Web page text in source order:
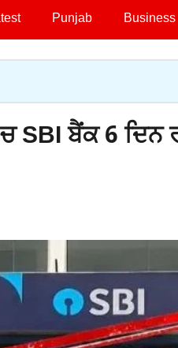
Punjab Business
SBI ਬੈਂਕ 6 ਦਿਨ